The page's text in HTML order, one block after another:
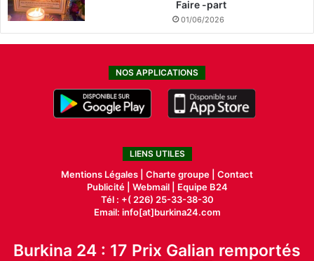
Faire -part
01/06/2026
NOS APPLICATIONS
LIENS UTILES
Mentions Légales | Charte groupe | Contact
Publicité| Webmail |
Equipe B24
Tél : +( 226) 25-33-38-30
Email: info[at]burkina24.com
Burkina 24 : 17 Prix Galian remportés